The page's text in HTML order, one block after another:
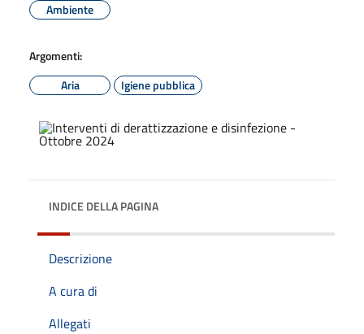
Ambiente
Argomenti:
Aria
Igiene pubblica
INDICE DELLA PAGINA
Descrizione
A cura di
Allegati